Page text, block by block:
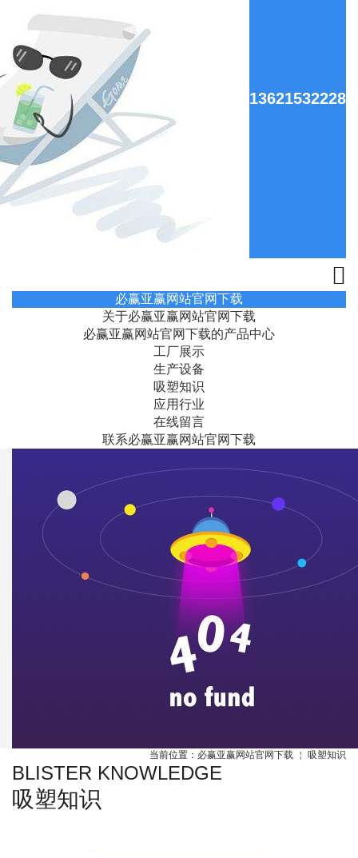
13621532228
必赢亚赢网站官网下载
关于必赢亚赢网站官网下载
必赢亚赢网站官网下载的产品中心
工厂展示
生产设备
吸塑知识
应用行业
在线留言
联系必赢亚赢网站官网下载
当前位置： 必赢亚赢网站官网下载 ￤ 吸塑知识
BLISTER KNOWLEDGE
吸塑知识